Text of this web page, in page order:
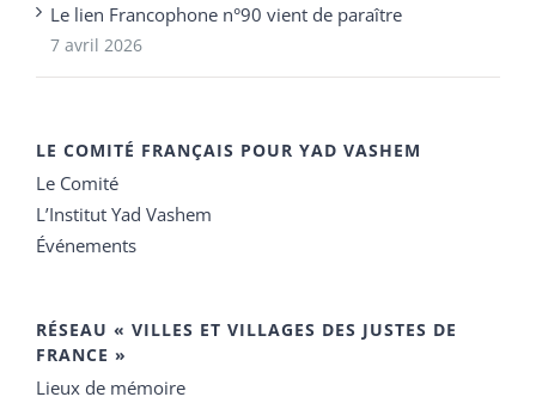
Le lien Francophone n°90 vient de paraître
7 avril 2026
LE COMITÉ FRANÇAIS POUR YAD VASHEM
Le Comité
L’Institut Yad Vashem
Événements
RÉSEAU « VILLES ET VILLAGES DES JUSTES DE
FRANCE »
Lieux de mémoire